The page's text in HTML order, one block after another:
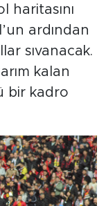
haritasını
ardından
sıvanacak.
kalan
bir kadro